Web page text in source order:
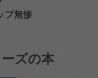
プ無惨
ズの本